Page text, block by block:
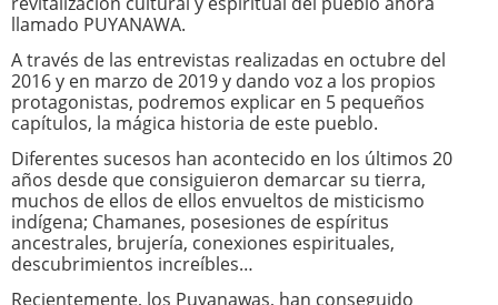
llamado PUYANAWA.
A través de las entrevistas realizadas en octubre del
2016 y en marzo de 2019 y dando voz a los propios
protagonistas, podremos explicar en 5 pequeños
capítulos, la mágica historia de este pueblo.
Diferentes sucesos han acontecido en los últimos 20
años desde que consiguieron demarcar su tierra,
muchos de ellos de ellos envueltos de misticismo
indígena; Chamanes, posesiones de espíritus
ancestrales, brujería, conexiones espirituales,
descubrimientos increíbles…
Recientemente, los Puyanawas, han conseguido